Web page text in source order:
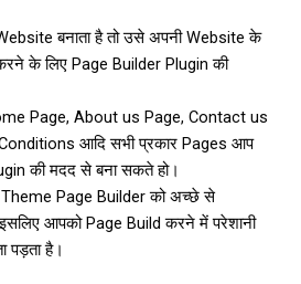
बनाता है तो उसे अपनी Website के
के लिए Page Builder Plugin की
Page, About us Page, Contact us
आदि सभी प्रकार Pages आप
की मदद से बना सकते हो।
Page Builder को अच्छे से
आपको Page Build करने में परेशानी
पड़ता है।